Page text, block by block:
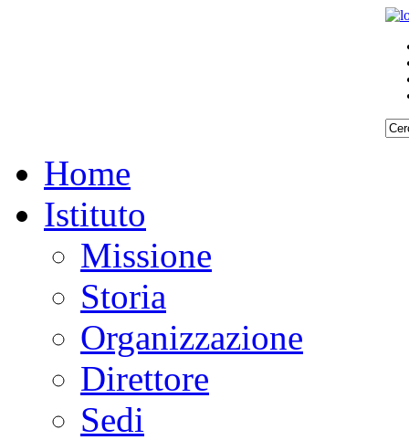
Home
Istituto
Missione
Storia
Organizzazione
Direttore
Sedi